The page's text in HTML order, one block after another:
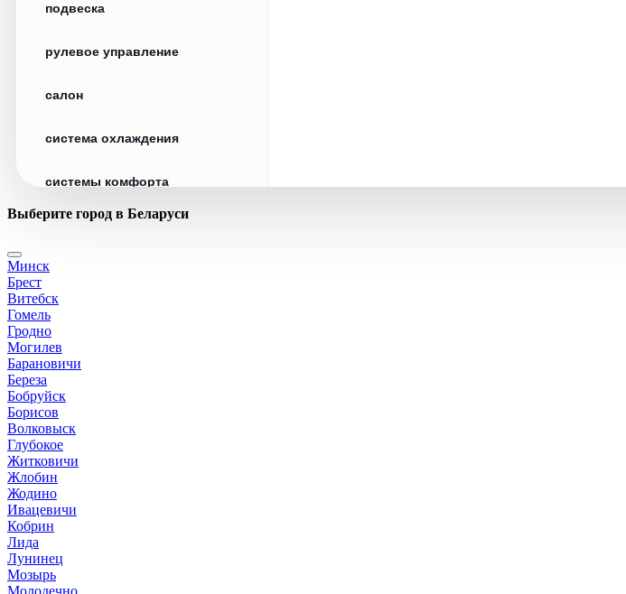
подвеска
рулевое управление
салон
система охлаждения
системы комфорта
стекла
стеклоочистители
топливная система
тормозная система
трансмиссия
электрика
Выберите город в Беларуси
Минск
Брест
Витебск
Гомель
Гродно
Могилев
Барановичи
Береза
Бобруйск
Борисов
Волковыск
Глубокое
Житковичи
Жлобин
Жодино
Ивацевичи
Кобрин
Лида
Лунинец
Мозырь
Молодечно